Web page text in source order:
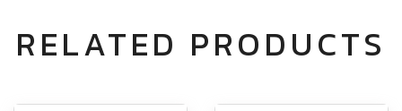
RELATED PRODUCTS